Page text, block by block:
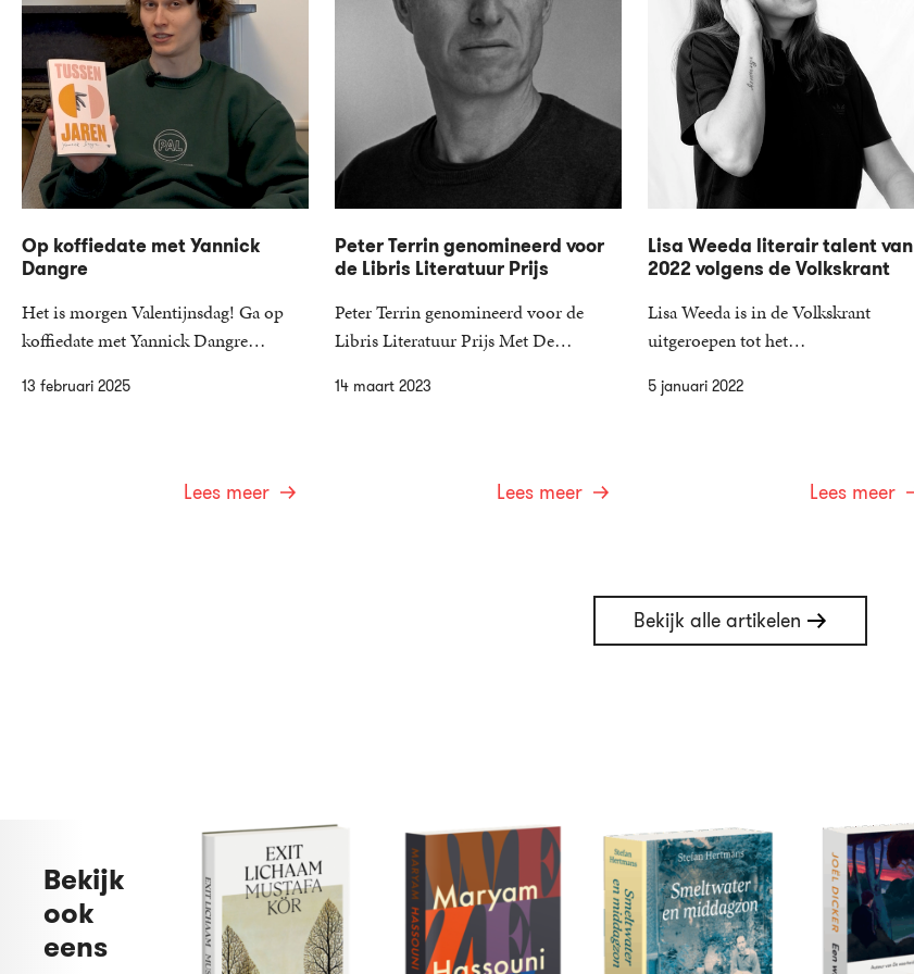
13 februari 2025
Op koffiedate met Yannick
Dangre
Het is morgen Valentijnsdag! Ga op
koffiedate met Yannick Dangre…
Lees meer
14 maart 2023
Peter Terrin genomineerd voor
de Libris Literatuur Prijs
Peter Terrin genomineerd voor de
Libris Literatuur Prijs Met De…
Lees meer
5 januari 2022
Lisa Weeda literair talent van
2022 volgens de Volkskrant
Lisa Weeda is in de Volkskrant
uitgeroepen tot het…
Lees meer
Bekijk alle artikelen
Bekijk
ook
eens